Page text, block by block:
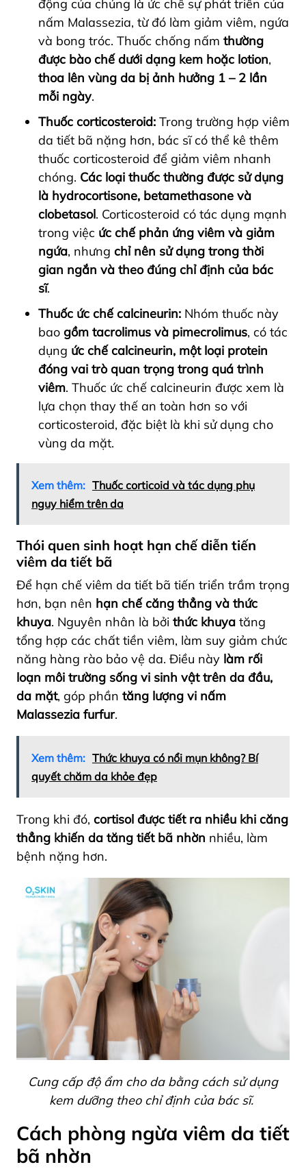
động của chúng là ức chế sự phát triển của
nấm Malassezia, từ đó làm giảm viêm, ngứa
và bong tróc. Thuốc chống nấm thường
được bào chế dưới dạng kem hoặc lotion,
thoa lên vùng da bị ảnh hưởng 1 – 2 lần
mỗi ngày.
Thuốc corticosteroid: Trong trường hợp viêm
da tiết bã nặng hơn, bác sĩ có thể kê thêm
thuốc corticosteroid để giảm viêm nhanh
chóng. Các loại thuốc thường được sử dụng
là hydrocortisone, betamethasone và
clobetasol. Corticosteroid có tác dụng mạnh
trong việc ức chế phản ứng viêm và giảm
ngứa, nhưng chỉ nên sử dụng trong thời
gian ngắn và theo đúng chỉ định của bác
sĩ.
Thuốc ức chế calcineurin: Nhóm thuốc này
bao gồm tacrolimus và pimecrolimus, có tác
dụng ức chế calcineurin, một loại protein
đóng vai trò quan trọng trong quá trình
viêm. Thuốc ức chế calcineurin được xem là
lựa chọn thay thế an toàn hơn so với
corticosteroid, đặc biệt là khi sử dụng cho
vùng da mặt.
Xem thêm: Thuốc corticoid và tác dụng phụ
nguy hiểm trên da
Thói quen sinh hoạt hạn chế diễn tiến
viêm da tiết bã
Để hạn chế viêm da tiết bã tiến triển trầm trọng
hơn, bạn nên hạn chế căng thẳng và thức
khuya. Nguyên nhân là bởi thức khuya tăng
tổng hợp các chất tiền viêm, làm suy giảm chức
năng hàng rào bảo vệ da. Điều này làm rối
loạn môi trường sống vi sinh vật trên da đầu,
da mặt, góp phần tăng lượng vi nấm
Malassezia furfur.
Xem thêm: Thức khuya có nổi mụn không? Bí
quyết chăm da khỏe đẹp
Trong khi đó, cortisol được tiết ra nhiều khi căng
thẳng khiến da tăng tiết bã nhờn nhiều, làm
bệnh nặng hơn.
Cung cấp độ ẩm cho da bằng cách sử dụng
kem dưỡng theo chỉ định của bác sĩ.
Cách phòng ngừa viêm da tiết
bã nhờn